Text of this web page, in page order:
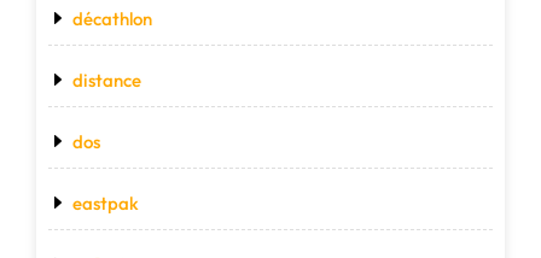
décathlon
distance
dos
eastpak